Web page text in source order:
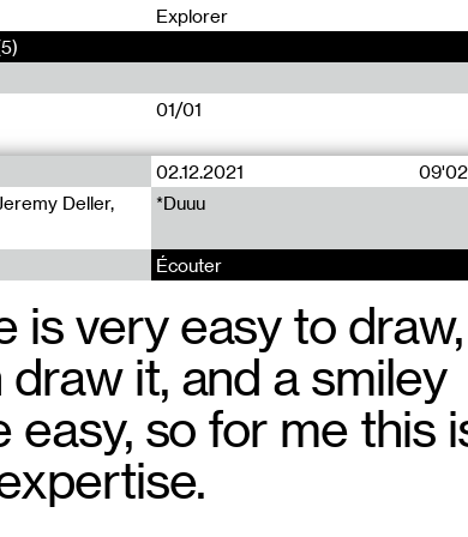
Explorer
01/01
02.12.2021
Deller,
*Duuu
Écouter
is very easy to draw,
it, and a smiley
easy, so for me this